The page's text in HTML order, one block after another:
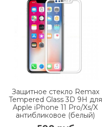
Защитное стекло Remax
Tempered Glass 3D 9H для
Apple iPhone 11 Pro/Xs/X
антибликовое (белый)